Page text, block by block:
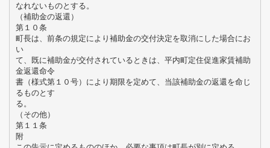
なれないものとする。
（補助金の返還）
第１０条
町長は、前条の規定により補助金の交付決定を取消にした場合にお
い
て、既に補助金が交付されているときは、平内町定住促進家賃補助
金返還命令
書（様式第１０号）により期限を定めて、当該補助金の返還を命じ
るものとす
る。
（その他）
第１１条
附